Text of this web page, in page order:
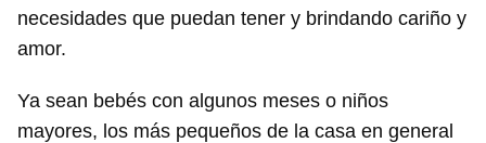
necesidades que puedan tener y brindando cariño y
amor.
Ya sean bebés con algunos meses o niños
mayores, los más pequeños de la casa en general